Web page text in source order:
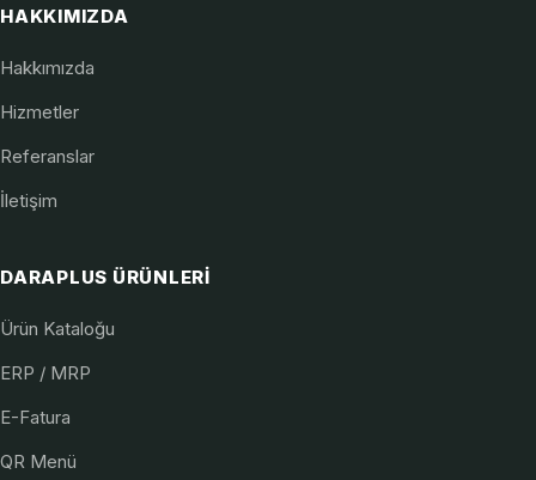
HAKKIMIZDA
Hakkımızda
Hizmetler
Referanslar
İletişim
DARAPLUS ÜRÜNLERI
Ürün Kataloğu
ERP / MRP
E-Fatura
QR Menü